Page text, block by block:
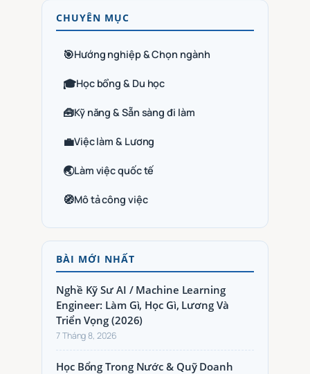
CHUYÊN MỤC
🎯Hướng nghiệp & Chọn ngành
🎓Học bổng & Du học
🧰Kỹ năng & Sẵn sàng đi làm
💼Việc làm & Lương
🌏Làm việc quốc tế
🧭Mô tả công việc
BÀI MỚI NHẤT
Nghề Kỹ Sư AI / Machine Learning
Engineer: Làm Gì, Học Gì, Lương Và
Triển Vọng (2026)
7 Tháng 8, 2026
Học Bổng Trong Nước & Quỹ Doanh